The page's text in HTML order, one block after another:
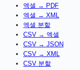
엑셀 → PDF
엑셀 → XML
엑셀 분할
CSV → 엑셀
CSV → JSON
CSV → XML
CSV 분할